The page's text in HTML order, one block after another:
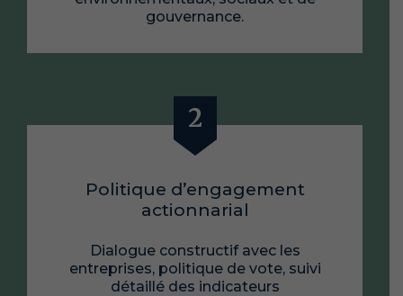
gouvernance.
Politique d’engagement
actionnarial
Dialogue constructif avec les
entreprises, politique de vote, suivi
détaillé des indicateurs